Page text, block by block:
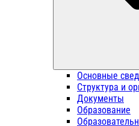
Основные
Структура и
Документы
Образование